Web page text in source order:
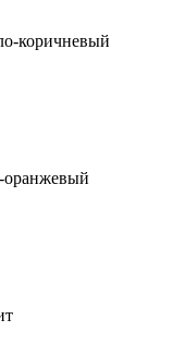
коричневый